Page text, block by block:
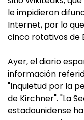
le impidieron
Internet, por lo
cinco rotativos de
Ayer, el diario
información
"Inquietud por la
de Kirchner". "La
estadounidense